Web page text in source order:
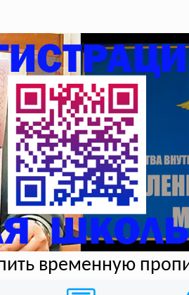
временную